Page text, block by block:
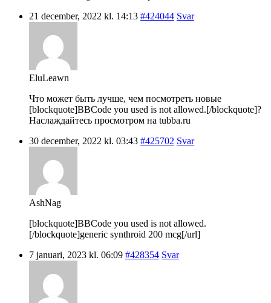
21 december, 2022 kl. 14:13 #424044 Svar
EluLeawn
Что может быть лучше, чем посмотреть новые
[blockquote]BBCode you used is not allowed.[/blockquote]?
Наслаждайтесь просмотром на tubba.ru
30 december, 2022 kl. 03:43 #425702 Svar
AshNag
[blockquote]BBCode you used is not allowed.
[/blockquote]generic synthroid 200 mcg[/url]
7 januari, 2023 kl. 06:09 #428354 Svar